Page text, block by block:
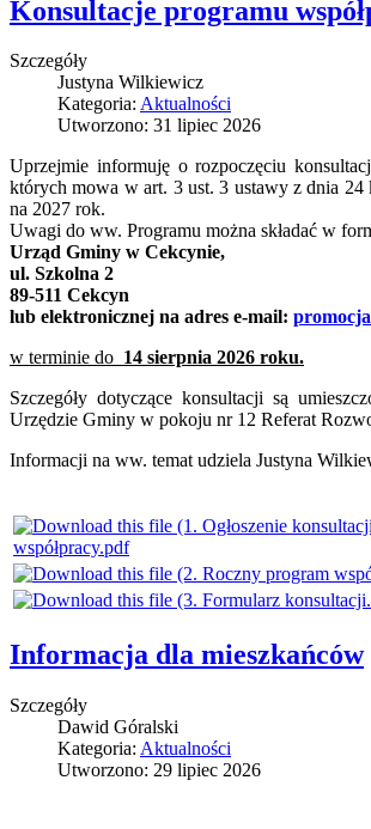
Konsultacje programu
Szczegóły
Justyna Wilkiewicz
Kategoria: Aktualności
Utworzono: 31 lipiec 2026
Uprzejmie informuję o rozpoczęciu
których mowa w art. 3 ust. 3 ustawy z dnia
na 2027 rok.
Uwagi do ww. Programu można składać w
Urząd Gminy w Cekcynie,
ul. Szkolna 2
89-511 Cekcyn
lub elektronicznej na adres e-mail:
w terminie do 14 sierpnia 2026 roku.
Szczegóły dotyczące konsultacji są
Urzędzie Gminy w pokoju nr 12 Referat
Informacji na ww. temat udziela Justyna
współpracy.pdf
Informacja dla mieszkańców
Szczegóły
Dawid Góralski
Kategoria: Aktualności
Utworzono: 29 lipiec 2026